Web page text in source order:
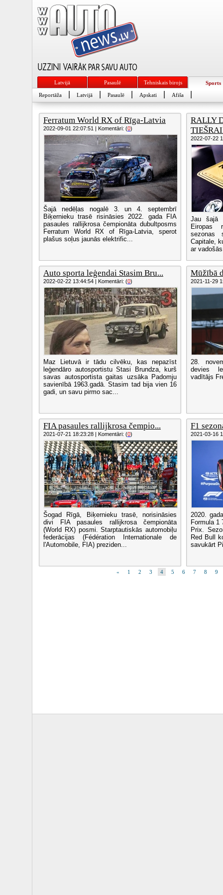
Latvijā Pasaulē Tehniskais birojs
Sports
Reportāža
Latvijā Pasaulē Apskati Afiša
Ferratum World RX of Rīga-Latvia
2022-09-01 22:07:51 | Komentāri: (0)
Šajā nedēļas nogalē 3. un 4. septembrī
Biķernieku trasē risināsies 2022. gada FIA
pasaules rallijkrosa čempionāta dubultposms
Ferratum World RX of Rīga-Latvia, sperot
plašus soļus jaunās elektrific...
RALLY
2022-07-22
Jau šajā
Eiropas
sezonas
Capitale,
ar
Auto sporta leģendai Stasim Bru...
2022-02-22 13:44:54 | Komentāri: (0)
Maz Lietuvā ir tādu cilvēku, kas nepazīst
leģendāro autosportistu Stasi Brundza, kurš
savas autosportista gaitas uzsāka Padomju
savienībā 1963.gadā. Stasim tad bija vien 16
gadi, un savu pirmo sac...
Mūžībā
2021-11-29
28.
devies
vadītājs
FIA pasaules rallijkrosa čempio...
2021-07-21 18:23:28 | Komentāri: (0)
Šogad Rīgā, Biķernieku trasē, norisināsies
divi FIA pasaules rallijkrosa čempionāta
(World RX) posmi. Starptautiskās automobiļu
federācijas (Fédération Internationale de
l'Automobile, FIA) preziden...
F1
2021-03-16
2020.
Formula 1
Prix.
Red Bull
savukārt
« 1 2 3 4 5 6 7 8 9